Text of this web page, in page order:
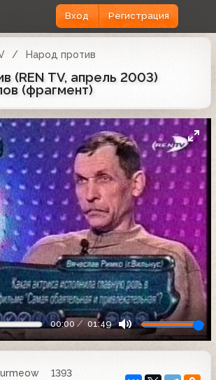
Вход Регистрация
Народ против
(REN TV, апрель 2003)
(фрагмент)
00:00 01:49
1393